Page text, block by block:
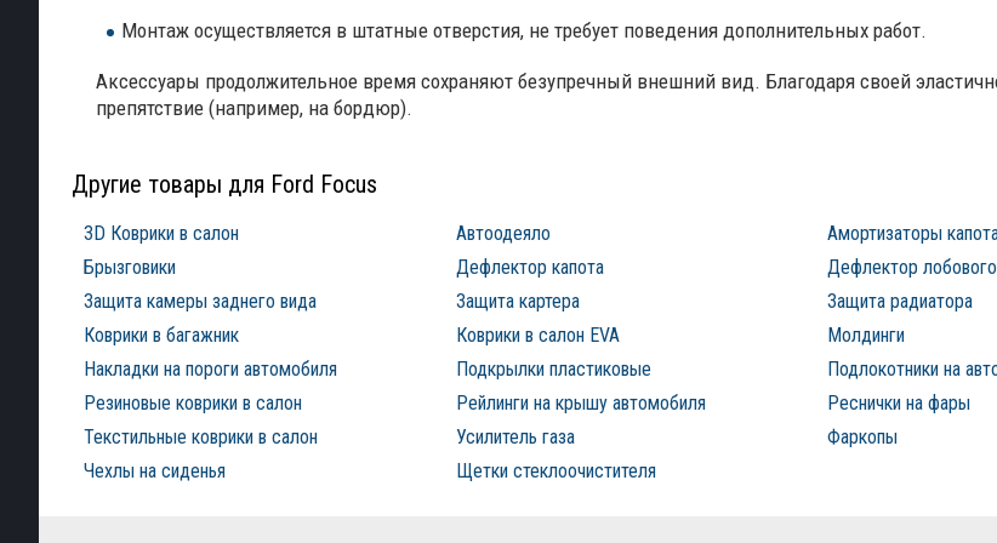
Монтаж осуществляется в штатные отверстия, не требует поведения дополнительных работ.
Аксессуары продолжительное время сохраняют безупречный внешний вид. Благодаря своей
препятствие (например, на бордюр).
Другие товары для Ford Focus
3D Коврики в салон Автоодеяло Амортизаторы
Брызговики
Дефлектор капота Дефлектор
Защита камеры заднего вида
Защита картера Защита радиатора
Коврики в багажник
Коврики в салон EVA Молдинги
Накладки на пороги автомобиля
Подкрылки пластиковые Подлокотники на
Резиновые коврики в салон
Рейлинги на крышу автомобиля Реснички на фары
Текстильные коврики в салон
Усилитель газа Фаркопы
Чехлы на сиденья
Щетки стеклоочистителя